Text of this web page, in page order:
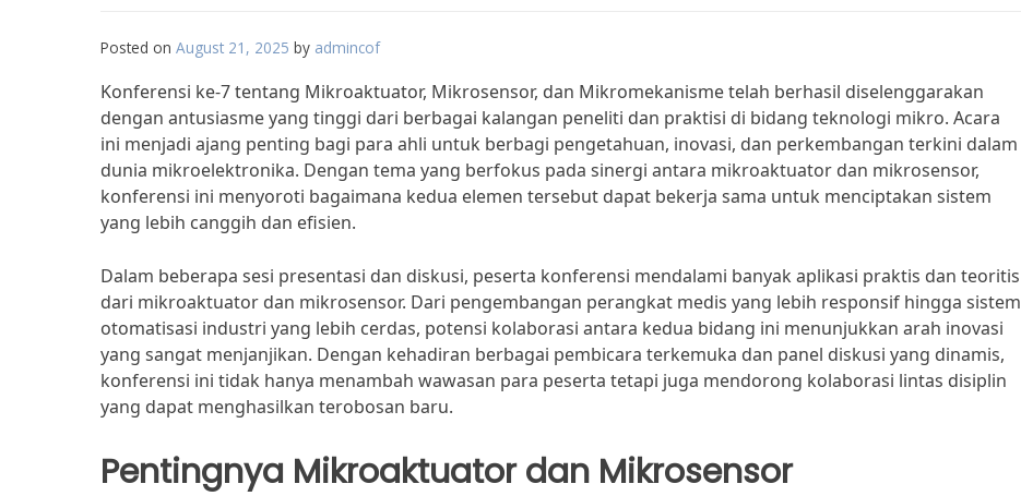
Posted on August 21, 2025 by admincof
Konferensi ke-7 tentang Mikroaktuator, Mikrosensor, dan Mikromekanisme telah berhasil diselenggarakan
dengan antusiasme yang tinggi dari berbagai kalangan peneliti dan praktisi di bidang teknologi mikro. Acara
ini menjadi ajang penting bagi para ahli untuk berbagi pengetahuan, inovasi, dan perkembangan terkini dalam
dunia mikroelektronika. Dengan tema yang berfokus pada sinergi antara mikroaktuator dan mikrosensor,
konferensi ini menyoroti bagaimana kedua elemen tersebut dapat bekerja sama untuk menciptakan sistem
yang lebih canggih dan efisien.
Dalam beberapa sesi presentasi dan diskusi, peserta konferensi mendalami banyak aplikasi praktis dan teoritis
dari mikroaktuator dan mikrosensor. Dari pengembangan perangkat medis yang lebih responsif hingga sistem
otomatisasi industri yang lebih cerdas, potensi kolaborasi antara kedua bidang ini menunjukkan arah inovasi
yang sangat menjanjikan. Dengan kehadiran berbagai pembicara terkemuka dan panel diskusi yang dinamis,
konferensi ini tidak hanya menambah wawasan para peserta tetapi juga mendorong kolaborasi lintas disiplin
yang dapat menghasilkan terobosan baru.
Pentingnya Mikroaktuator dan Mikrosensor